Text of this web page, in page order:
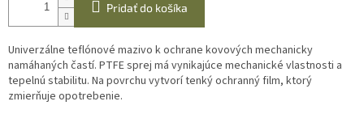
Pridať do košíka
Univerzálne teflónové mazivo k ochrane kovových mechanicky
namáhaných častí. PTFE sprej má vynikajúce mechanické vlastnosti a
tepelnú stabilitu. Na povrchu vytvorí tenký ochranný film, ktorý
zmierňuje opotrebenie.